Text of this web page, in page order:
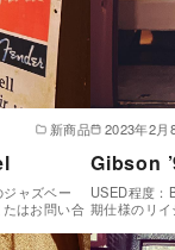
新商品
ャズベー
はお問い合
2023年2月
Gibson
USED程度
期仕様のリ